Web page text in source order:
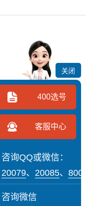
关闭
400选号
客服中心
咨询QQ或微信：
20079、 20085、
咨询微信